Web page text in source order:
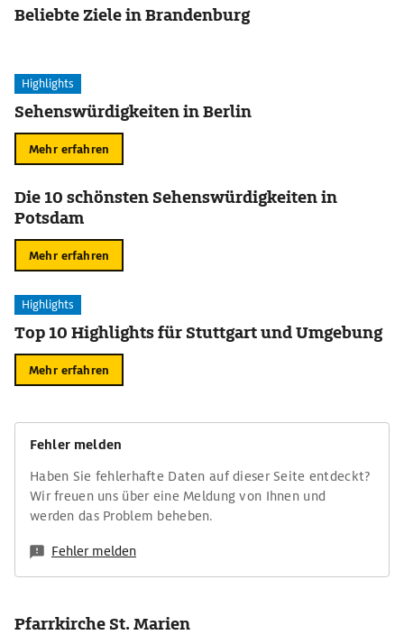
Beliebte Ziele in Brandenburg
Highlights
Sehenswürdigkeiten in Berlin
Mehr erfahren
Die 10 schönsten Sehenswürdigkeiten in
Potsdam
Mehr erfahren
Highlights
Top 10 Highlights für Stuttgart und Umgebung
Mehr erfahren
Fehler melden
Haben Sie fehlerhafte Daten auf dieser Seite entdeckt?
Wir freuen uns über eine Meldung von Ihnen und
werden das Problem beheben.
Fehler melden
Pfarrkirche St. Marien